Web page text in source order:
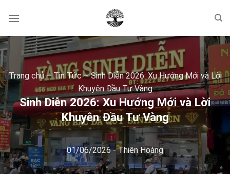
Trang chủ–Tin Tức–Sinh Diễn 2026: Xu Hướng Mới và Lời
Khuyên Đầu Tư Vàng
Sinh Diễn 2026: Xu Hướng Mới và Lời
Khuyên Đầu Tư Vàng
01/06/2026-Thiên Hoàng